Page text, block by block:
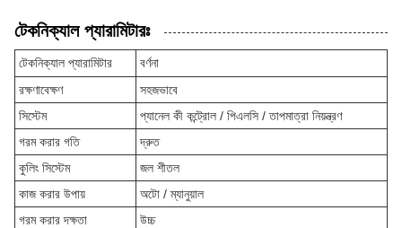
টেকনিক্যাল প্যারামিটারঃ
টেকনিক্যাল প্যারামিটার
বর্ণনা
রক্ষণাবেক্ষণ
সহজভাবে
সিস্টেম
প্যানেল কী কন্ট্রোল / পিএলসি / তাপমাত্রা নিয়ন্ত্রণ
গরম করার গতি
দ্রুত
কুলিং সিস্টেম
জল শীতল
কাজ করার উপায়
অটো / ম্যানুয়াল
গরম করার দক্ষতা
উচ্চ